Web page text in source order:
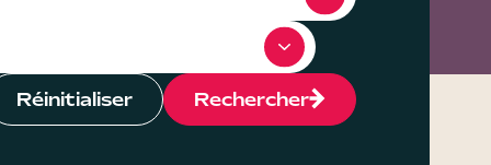
Réinitialiser Rechercher